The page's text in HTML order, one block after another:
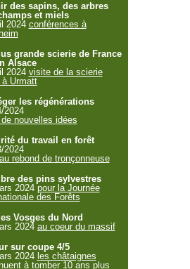
des sapins, des arbres
et miels
2024 conférences à
grande scierie de France
Alsace
2024 visite de la scierie
Urmatt
les régénérations
2024
nouvelles idées
du travail en forêt
2024
rebond de tronçonneuse
des pins sylvestres
2024 pour la Journée
des Forêts
Vosges du Nord
2024 au coeur du massif
sur coupe 4/5
2024 les châtaignes
à tomber 10 ans plus